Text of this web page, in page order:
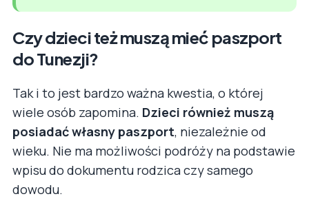
Czy dzieci też muszą mieć paszport
do Tunezji?
Tak i to jest bardzo ważna kwestia, o której
wiele osób zapomina. Dzieci również muszą
posiadać własny paszport, niezależnie od
wieku. Nie ma możliwości podróży na podstawie
wpisu do dokumentu rodzica czy samego
dowodu.